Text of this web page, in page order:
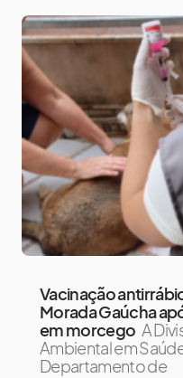
Vacinação
Morada Gaúcha
em morcego A
Ambiental em
Departamento de